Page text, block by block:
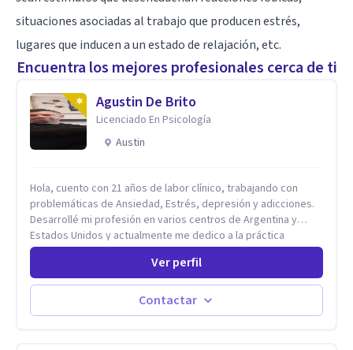
situaciones asociadas al trabajo que producen estrés,
lugares que inducen a un estado de relajación, etc.
Encuentra los mejores profesionales cerca de ti
Agustin De Brito
Licenciado En Psicología
Austin
Hola, cuento con 21 años de labor clínico, trabajando con
problemáticas de Ansiedad, Estrés, depresión y adicciones.
Desarrollé mi profesión en varios centros de Argentina y
Estados Unidos y actualmente me dedico a la práctica
privada. Utilizo terapias cognitivas conductuales basadas en
evidencia científica con comprobados resultados. Los
objetivos terapéuticos están centrados en brindar
herramientas concretas para el cambio, que permitan
desarrollar nuevas habilidades y estrategias basadas en la
Ver perfil
Contactar